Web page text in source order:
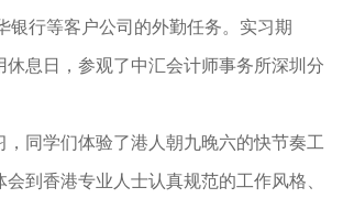
银行等客户公司的外勤任务。实习期
休息日，参观了中汇会计师事务所深圳分
，同学们体验了港人朝九晚六的快节奏工
到香港专业人士认真规范的工作风格、